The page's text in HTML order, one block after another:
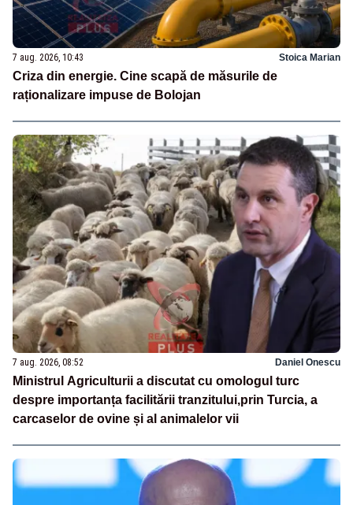
7 aug. 2026, 10:43 Stoica Marian
Criza din energie. Cine scapă de măsurile de
raționalizare impuse de Bolojan
7 aug. 2026, 08:52 Daniel Onescu
Ministrul Agriculturii a discutat cu omologul turc
despre importanța facilitării tranzitului,prin Turcia, a
carcaselor de ovine și al animalelor vii